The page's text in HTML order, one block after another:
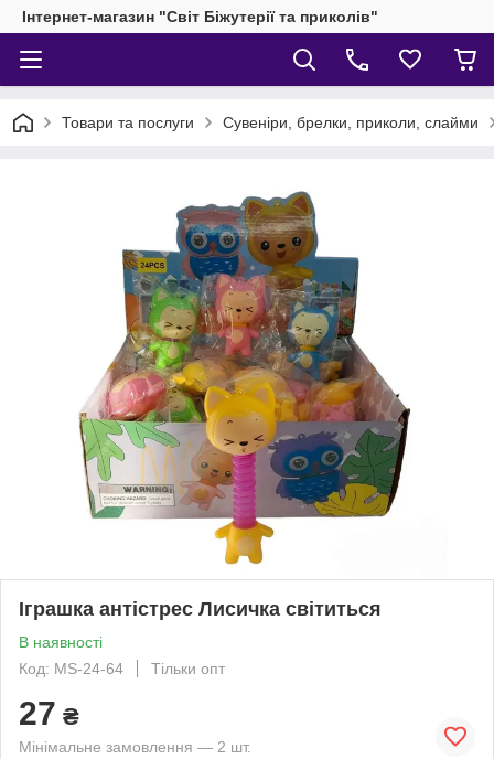
Інтернет-магазин "Світ Біжутерії та приколів"
Товари та послуги Сувеніри, брелки, приколи, слайми
Іграшка антістрес Лисичка світиться
В наявності
Код: MS-24-64
Тільки опт
27 ₴
Мінімальне замовлення — 2 шт.